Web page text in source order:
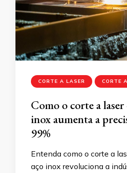
CORTE A LASER CORTE
Como o corte a laser
inox aumenta a
99%
Entenda como o corte a
aço inox revoluciona a